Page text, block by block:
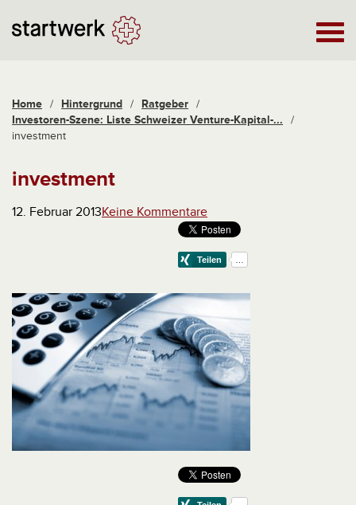
Home / Hintergrund / Ratgeber /
Investoren-Szene: Liste Schweizer Venture-Kapital-...
/
investment
investment
12. Februar 2013Keine Kommentare